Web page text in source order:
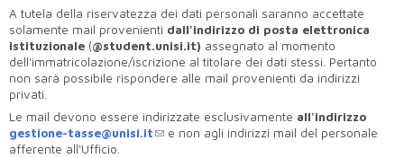
A tutela della riservatezza dei dati personali saranno accettate
solamente mail provenienti dall'indirizzo di posta elettronica
istituzionale (@student.unisi.it) assegnato al momento
dell'immatricolazione/iscrizione al titolare dei dati stessi. Pertanto
non sarà possibile rispondere alle mail provenienti da indirizzi
privati.
Le mail devono essere indirizzate esclusivamente all'indirizzo
gestione-tasse@unisi.it
e non agli indirizzi mail del personale
afferente all'Ufficio.